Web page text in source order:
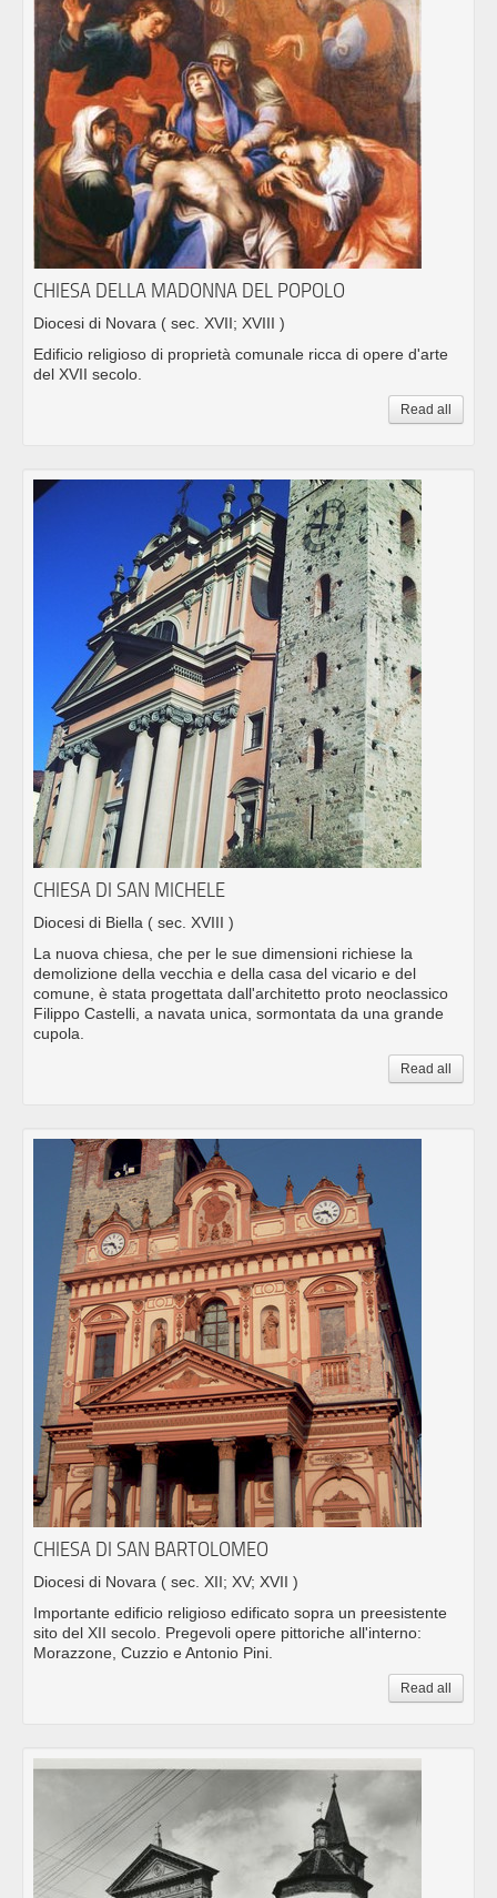
CHIESA DELLA MADONNA DEL POPOLO
Diocesi di Novara ( sec. XVII; XVIII )
Edificio religioso di proprietà comunale ricca di opere d'arte
del XVII secolo.
Read all
CHIESA DI SAN MICHELE
Diocesi di Biella ( sec. XVIII )
La nuova chiesa, che per le sue dimensioni richiese la
demolizione della vecchia e della casa del vicario e del
comune, è stata progettata dall'architetto proto neoclassico
Filippo Castelli, a navata unica, sormontata da una grande
cupola.
Read all
CHIESA DI SAN BARTOLOMEO
Diocesi di Novara ( sec. XII; XV; XVII )
Importante edificio religioso edificato sopra un preesistente
sito del XII secolo. Pregevoli opere pittoriche all'interno:
Morazzone, Cuzzio e Antonio Pini.
Read all